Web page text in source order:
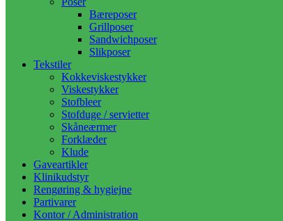
Bæreposer
Grillposer
Sandwichposer
Slikposer
Tekstiler
Kokkeviskestykker
Viskestykker
Stofbleer
Stofduge / servietter
Skåneærmer
Forklæder
Klude
Gaveartikler
Klinikudstyr
Rengøring & hygiejne
Partivarer
Kontor / Administration